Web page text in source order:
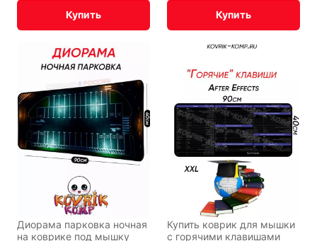
Купить Купить
Диорама парковка ночная
на коврике под мышку
Купить коврик для мышки
с горячими клавишами